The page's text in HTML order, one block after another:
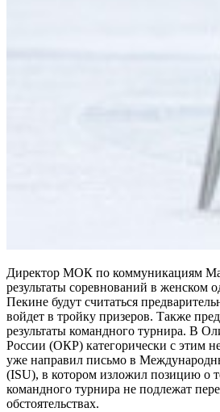
Директор МОК по коммуникациям
результаты соревнований в женском
Пекине будут считаться
войдет в тройку призеров. Также
результаты командного турнира. В
России (ОКР) категорически с этим
уже направил письмо в
(ISU), в котором изложил позицию о
командного турнира не подлежат
обстоятельствах.